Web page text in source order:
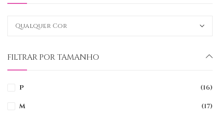
FILTRAR POR TAMANHO
P (16)
M (17)